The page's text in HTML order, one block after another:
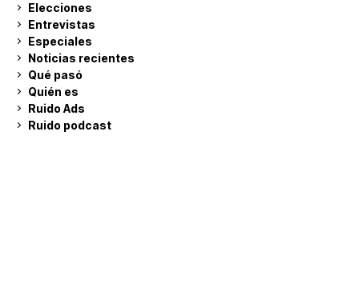
Elecciones
Entrevistas
Especiales
Noticias recientes
Qué pasó
Quién es
Ruido Ads
Ruido podcast